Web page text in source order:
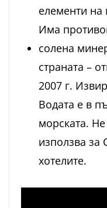
елементи на
Има
солена
страната –
2007 г.
Водата е в
морската.
използва за
хотелите.